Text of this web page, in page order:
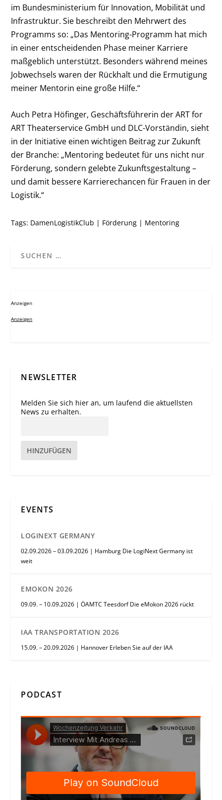
im Bundesministerium für Innovation, Mobilität und
Infrastruktur. Sie beschreibt den Mehrwert des
Programms so: „Das Mentoring-Programm hat mich
in einer entscheidenden Phase meiner Karriere
maßgeblich unterstützt. Besonders während meines
Jobwechsels waren der Rückhalt und die Ermutigung
meiner Mentorin eine große Hilfe.“
Auch Petra Höfinger, Geschäftsführerin der ART for
ART Theaterservice GmbH und DLC-Vorständin, sieht
in der Initiative einen wichtigen Beitrag zur Zukunft
der Branche: „Mentoring bedeutet für uns nicht nur
Förderung, sondern gelebte Zukunftsgestaltung –
und damit bessere Karrierechancen für Frauen in der
Logistik.“
Tags: DamenLogistikClub | Förderung | Mentoring
Anzeigen
Anzeigen
NEWSLETTER
Melden Sie sich hier an, um laufend die aktuellsten
News zu erhalten.
HINZUFÜGEN
EVENTS
LOGINEXT GERMANY
02.09.2026 – 03.09.2026 | Hamburg Die LogiNext Germany ist
weit
EMOKON 2026
09.09. – 10.09.2026 | ÖAMTC Teesdorf Die eMokon 2026 rückt
IAA TRANSPORTATION 2026
15.09. – 20.09.2026 | Hannover Erleben Sie auf der IAA
PODCAST